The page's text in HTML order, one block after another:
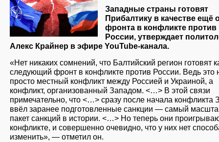
Западные страны готовят
Прибалтику в качестве ещё
фронта в конфликте против
России, утверждает
Алекс Крайнер в эфире YouTube-канала.
«Нет никаких сомнений, что Балтийский регион готовят
следующий фронт в конфликте против России. Ведь это
просто местный конфликт между Россией и Украиной, а
конфликт, организованный Западом. <…> В этой связи
примечательно, что <…> сразу после начала конфликта
ввёл заранее подготовленные санкции — самый
пакет санкций в истории. <…> Но теперь они
конфликте, и совершенно очевидно, что у них нет
изменить», — отметил он.